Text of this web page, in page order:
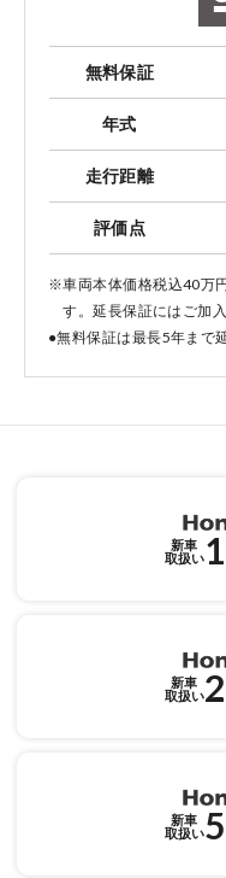
コー
コー
各店舗
無料保証
年式
走行距離
評価点
※車両本体価格税込40万
す。延長保証にはご加
●無料保証は最長5年まで
新車
取扱い
新車
取扱い
新車
取扱い